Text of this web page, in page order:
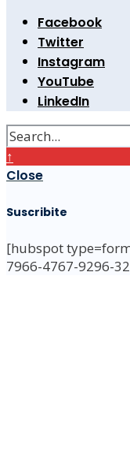
Facebook
Twitter
Instagram
YouTube
LinkedIn
↑
Close
Suscribite
[hubspot
7966-4767-9296-